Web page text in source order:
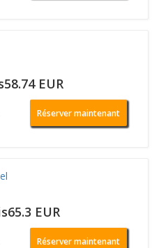
EUR
Réserver maintenant
EUR
Réserver maintenant